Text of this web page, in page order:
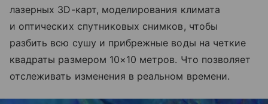
лазерных 3D-карт, моделирования климата
и оптических спутниковых снимков, чтобы
разбить всю сушу и прибрежные воды на четкие
квадраты размером 10×10 метров. Что позволяет
отслеживать изменения в реальном времени.